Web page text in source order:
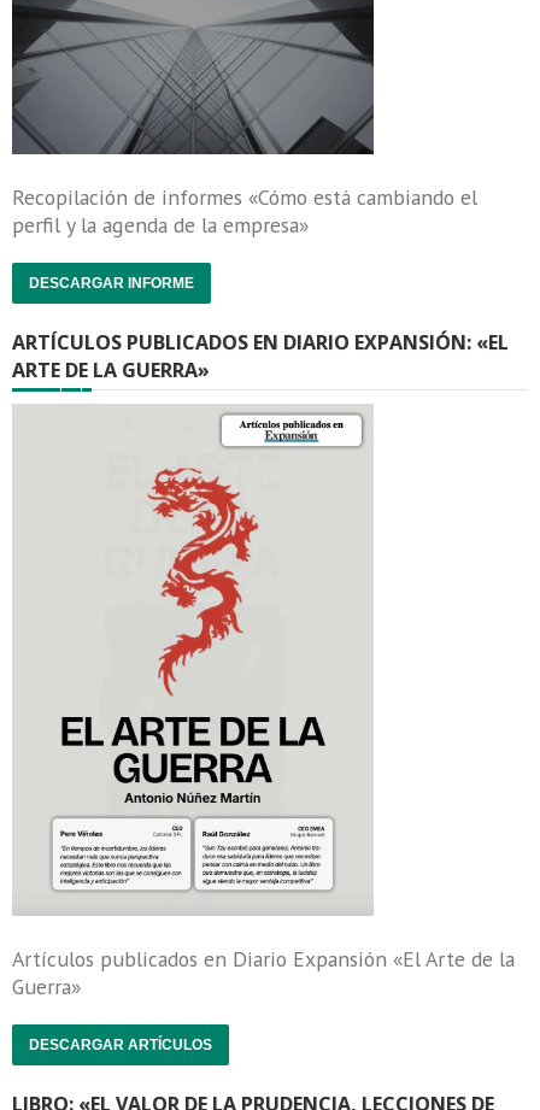
Recopilación de informes «Cómo está cambiando el
perfil y la agenda de la empresa»
DESCARGAR INFORME
ARTÍCULOS PUBLICADOS EN DIARIO EXPANSIÓN: «EL
ARTE DE LA GUERRA»
Artículos publicados en Diario Expansión «El Arte de la
Guerra»
DESCARGAR ARTÍCULOS
LIBRO: «EL VALOR DE LA PRUDENCIA, LECCIONES DE